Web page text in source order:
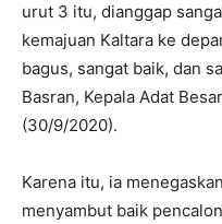
urut 3 itu, dianggap
kemajuan Kaltara ke
bagus, sangat baik, dan
Basran, Kepala Adat
(30/9/2020).
Karena itu, ia
menyambut baik